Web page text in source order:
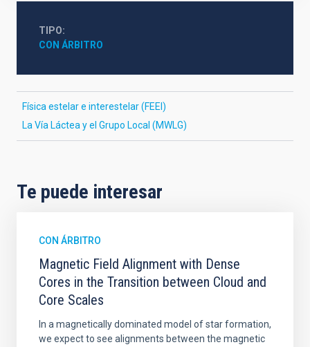
TIPO
CON ÁRBITRO
Física estelar e interestelar (FEEI)
La Vía Láctea y el Grupo Local (MWLG)
Te puede interesar
CON ÁRBITRO
Magnetic Field Alignment with Dense
Cores in the Transition between Cloud and
Core Scales
In a magnetically dominated model of star formation,
we expect to see alignments between the magnetic